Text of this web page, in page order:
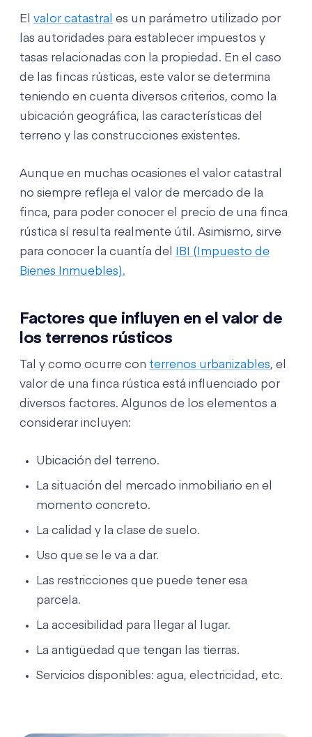
El valor catastral es un parámetro utilizado por
las autoridades para establecer impuestos y
tasas relacionadas con la propiedad. En el caso
de las fincas rústicas, este valor se determina
teniendo en cuenta diversos criterios, como la
ubicación geográfica, las características del
terreno y las construcciones existentes.
Aunque en muchas ocasiones el valor catastral
no siempre refleja el valor de mercado de la
finca, para poder conocer el precio de una finca
rústica sí resulta realmente útil. Asimismo, sirve
para conocer la cuantía del
IBI (Impuesto de
Bienes Inmuebles).
Factores que influyen en el valor de
los terrenos rústicos
Tal y como ocurre con terrenos urbanizables, el
valor de una finca rústica está influenciado por
diversos factores. Algunos de los elementos a
considerar incluyen:
Ubicación del terreno.
La situación del mercado inmobiliario en el
momento concreto.
La calidad y la clase de suelo.
Uso que se le va a dar.
Las restricciones que puede tener esa
parcela.
La accesibilidad para llegar al lugar.
La antigüedad que tengan las tierras.
Servicios disponibles: agua, electricidad, etc.